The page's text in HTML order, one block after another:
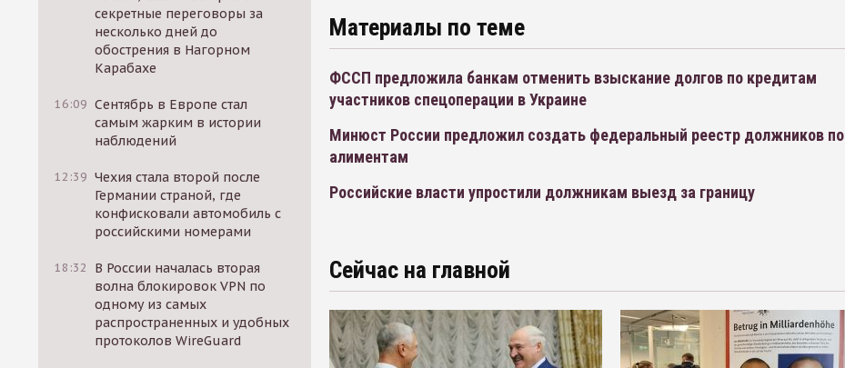
секретные переговоры за
несколько дней до
обострения в Нагорном
Карабахе
16:09 Сентябрь в Европе стал
самым жарким в истории
наблюдений
12:39 Чехия стала второй после
Германии страной, где
конфисковали автомобиль с
российскими номерами
18:32
В России началась вторая
волна блокировок VPN по
одному из самых
распространенных и удобных
протоколов WireGuard
Материалы по теме
ФССП предложила банкам отменить взыскание долгов по кредитам
участников спецоперации в Украине
Минюст России предложил создать федеральный реестр должников по
алиментам
Российские власти упростили должникам выезд за границу
Сейчас на главной